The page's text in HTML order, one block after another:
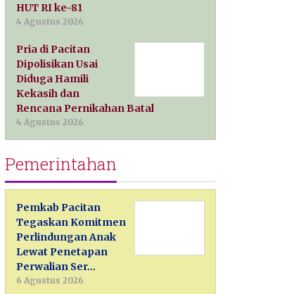
HUT RI ke-81
4 Agustus 2026
Pria di Pacitan
Dipolisikan Usai
Diduga Hamili
Kekasih dan
Rencana Pernikahan Batal
4 Agustus 2026
Pemerintahan
Pemkab Pacitan
Tegaskan Komitmen
Perlindungan Anak
Lewat Penetapan
Perwalian Ser…
6 Agustus 2026